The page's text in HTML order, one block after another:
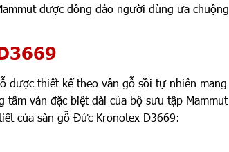
được đông đảo người dùng ưa chuộng
được thiết kế theo vân gỗ sồi tự nhiên mang
ván đặc biệt dài của bộ sưu tập Mammut
của sàn gỗ Đức Kronotex D3669: